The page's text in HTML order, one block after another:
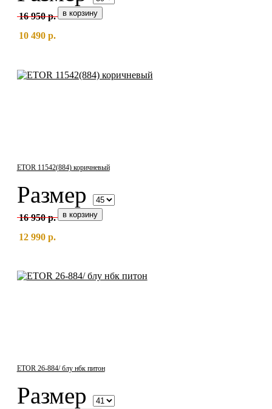
16 950 р.
10 490 р.
ETOR 11542(884) коричневый
Размер
16 950 р.
12 990 р.
ETOR 26-884/ блу нбк питон
Размер